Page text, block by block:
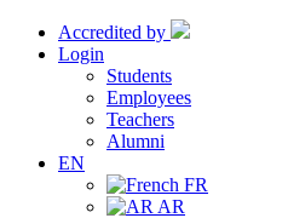
Accredited by
Login
Students
Employees
Teachers
Alumni
EN
FR
AR